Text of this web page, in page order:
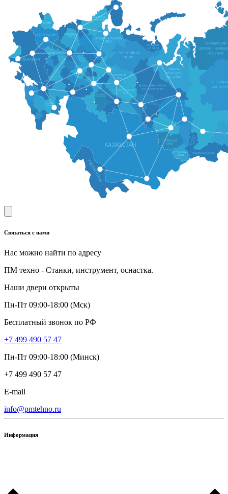
Связаться с нами
Нас можно найти по адресу
ПМ техно - Станки, инструмент, оснастка.
Наши двери открыты
Пн-Пт 09:00-18:00 (Мск)
Бесплатный звонок по РФ
+7 499 490 57 47
Пн-Пт 09:00-18:00 (Минск)
+7 499 490 57 47
E-mail
info@pmtehno.ru
Информация